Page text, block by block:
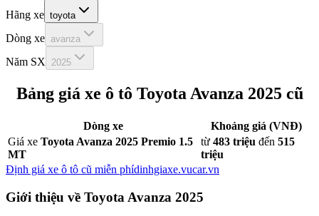
Hãng xe toyota
Dòng xe avanza
Năm SX 2025
Bảng giá xe ô tô Toyota Avanza 2025cũ
Dòng xe
Khoảng giá (VNĐ)
Giá xe Toyota Avanza 2025 Premio 1.5
MT
từ 483 triệu đến 515
triệu
Định giá xe ô tô cũ miễn phídinhgiaxe.vucar.vn
Giới thiệu về Toyota Avanza 2025